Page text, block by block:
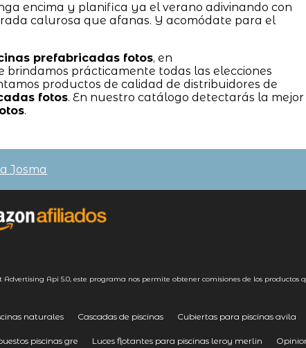
encima y planifica ya el verano adivinando con
calurosa que afanas. Y acomódate para el
prefabricadas fotos, en
brindamos prácticamente todas las elecciones
productos de calidad de distribuidores de
fotos. En nuestro catálogo detectarás la mejor
.
Josma
Advertising Api 5.0, este programa nos permite obtener comisiones de los productos
naturales Cascadas de piscinas Cubiertas para piscinas avila
piscinas gre Luces flotantes para piscinas leroy merlin